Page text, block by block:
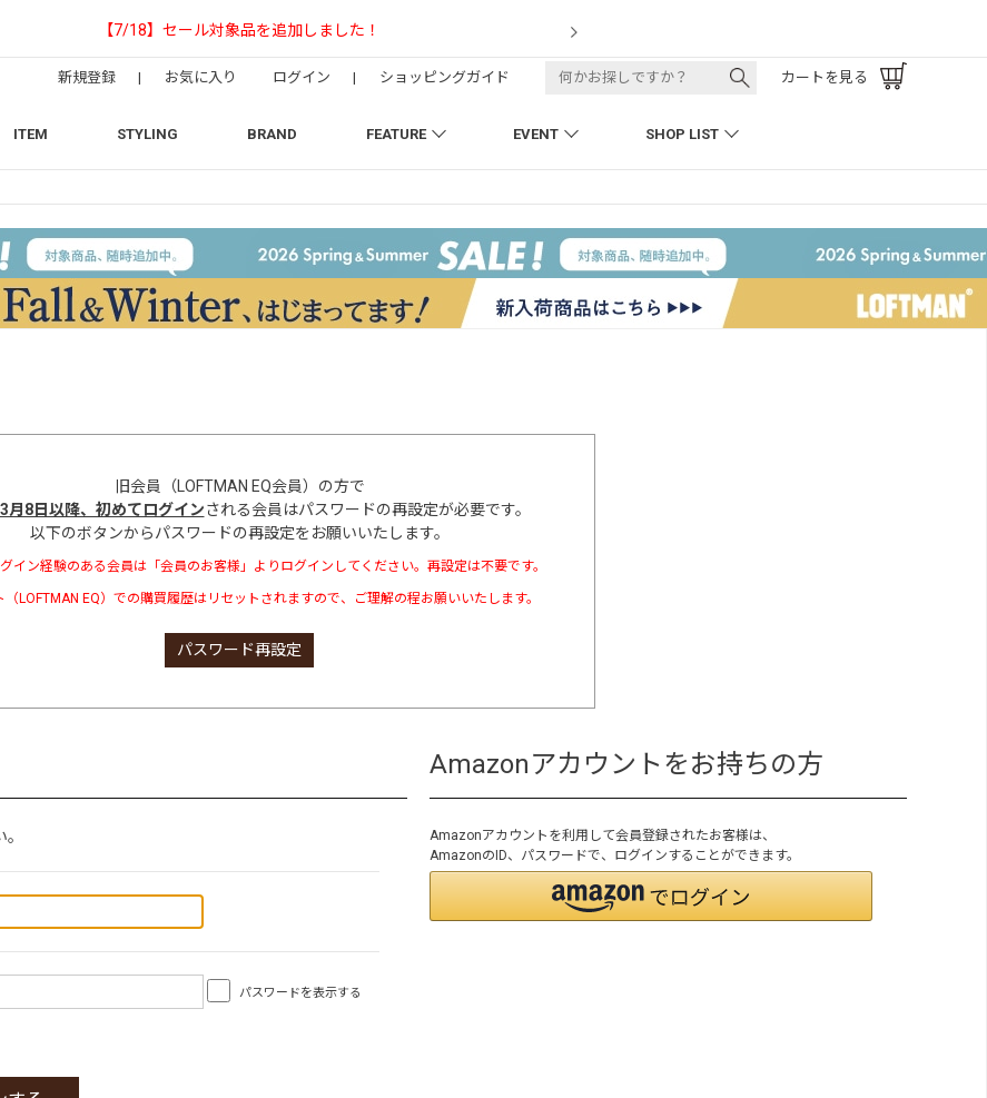
【NEEDLESの別注】50周年 H.D. Track Pant
ITEM STYLING BRAND FEATURE EVENT SHOP LIST
新規登録 | お気に入り ログイン | ショッピングガイド カートを見る
旧会員（LOFTMAN EQ会員）の方で
月8日以降、初めてログインされる会員はパスワードの再設定が必要です。
以下のボタンからパスワードの再設定をお願いいたします。
イン経験のある会員は「会員のお客様」よりログインしてください。再設定は不要です。
LOFTMAN EQ）での購買履歴はリセットされますので、ご理解の程お願いいたします。
パスワード再設定
パスワードを表示する
Amazonアカウントをお持ちの方
Amazonアカウントを利用して会員登録されたお客様は、
AmazonのID、パスワードで、ログインすることができます。